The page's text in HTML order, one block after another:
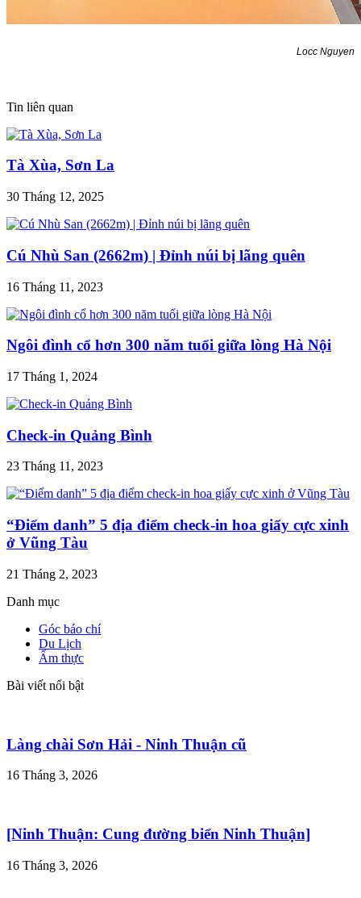
Locc Nguyen
Tin liên quan
Tà Xùa, Sơn La
30 Tháng 12, 2025
Cú Nhù San (2662m) | Đỉnh núi bị lãng quên
16 Tháng 11, 2023
Ngôi đình cổ hơn 300 năm tuổi giữa lòng Hà Nội
17 Tháng 1, 2024
Check-in Quảng Bình
23 Tháng 11, 2023
“Điểm danh” 5 địa điểm check-in hoa giấy cực xinh
ở Vũng Tàu
21 Tháng 2, 2023
Danh mục
Góc báo chí
Du Lịch
Ẩm thực
Bài viết nổi bật
Làng chài Sơn Hải - Ninh Thuận cũ
16 Tháng 3, 2026
[Ninh Thuận: Cung đường biển Ninh Thuận]
16 Tháng 3, 2026